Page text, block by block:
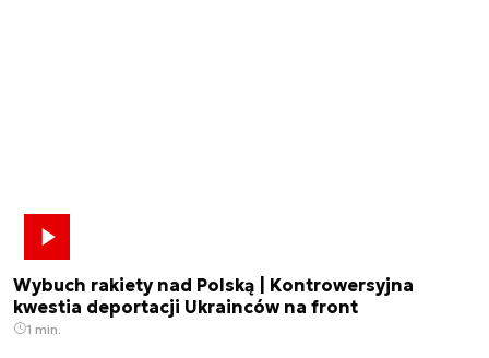
Wybuch rakiety nad Polską | Kontrowersyjna
kwestia deportacji Ukrainców na front
1 min.